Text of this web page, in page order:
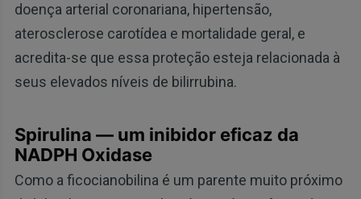
doença arterial coronariana, hipertensão,
aterosclerose carotídea e mortalidade geral, e
acredita-se que essa proteção esteja relacionada à
seus elevados níveis de bilirrubina.
Spirulina — um inibidor eficaz da
NADPH Oxidase
Como a ficocianobilina é um parente muito próximo